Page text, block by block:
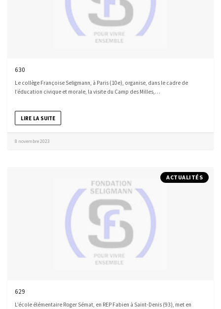
630
Le collège Françoise Seligmann, à Paris (10e), organise, dans le cadre de
l’éducation civique et morale, la visite du Camp des Milles,…
LIRE LA SUITE
8 novembre 2023
ACTUALITÉS
629
L’école élémentaire Roger Sémat, en REP Fabien à Saint-Denis (93), met en